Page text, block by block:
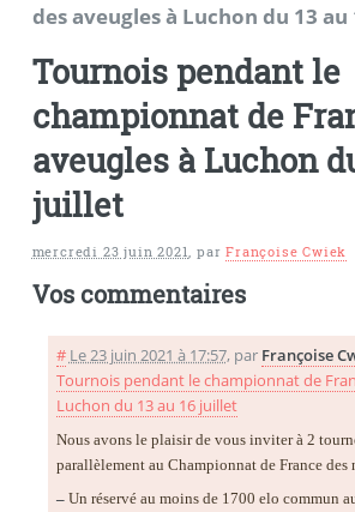
des aveugles à Luchon du 13
Tournois pendant le
championnat de
aveugles à Luchon
juillet
mercredi 23 juin 2021,parFrançoise Cwiek
Vos commentaires
# Le 23 juin 2021 à 17:57, par Françoise
Tournois pendant le championnat de
Luchon du 13 au 16 juillet
Nous avons le plaisir de vous inviter à 2
parallèlement au Championnat de France des
–Un réservé au moins de 1700 elo commun